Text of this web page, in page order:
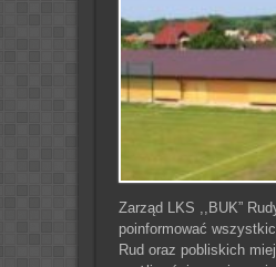
Zarząd LKS ,,BUK”
poinformować
Rud oraz pobliskich